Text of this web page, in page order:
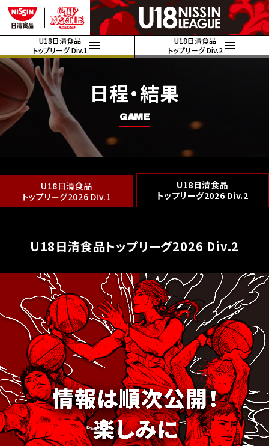
U18日清食品
トップリーグ Div.1
U18日清食品
トップリーグ Div.2
日程・結果
GAME
U18日清食品
トップリーグ2026 Div.1
U18日清食品
トップリーグ2026 Div.2
U18日清食品トップリーグ2026 Div.2